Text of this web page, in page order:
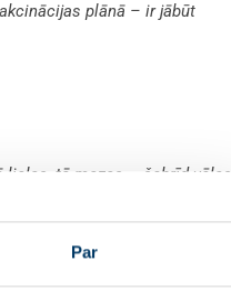
Par
plānā – ir jābūt
lielas, tā mazas – šobrīd vēlas